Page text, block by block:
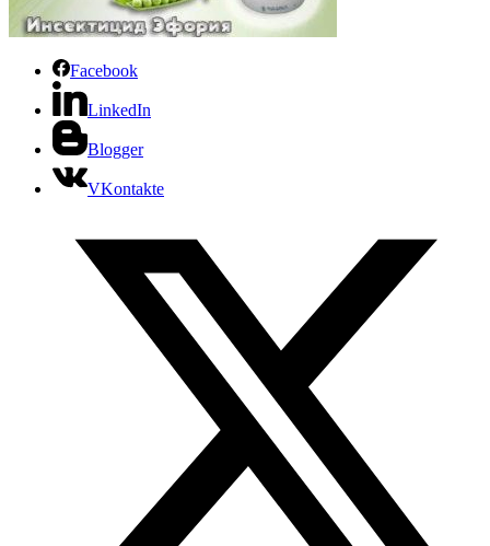
Facebook
LinkedIn
Blogger
VKontakte